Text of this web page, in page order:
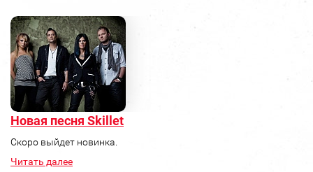
Новая песня Skillet
Скоро выйдет новинка.
Читать далее